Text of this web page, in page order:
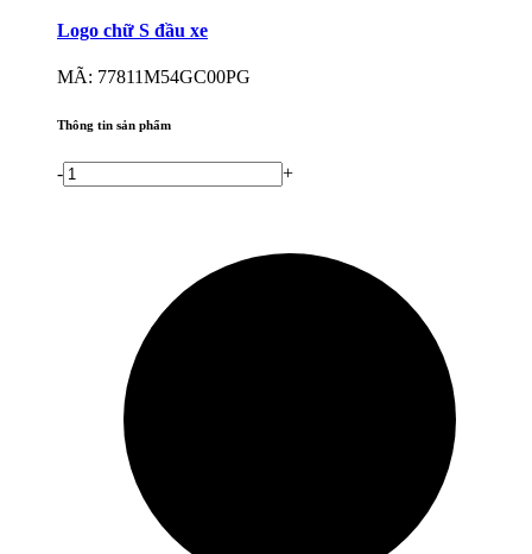
Logo chữ S đầu xe
MÃ: 77811M54GC00PG
Thông tin sản phẩm
- +